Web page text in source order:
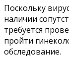
Поскольку
наличии
требуется
пройти
обследование.